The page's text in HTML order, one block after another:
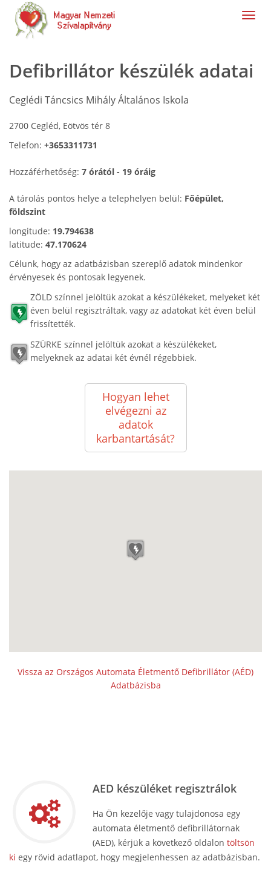
Defibrillátor készülék adatai
Ceglédi Táncsics Mihály Általános Iskola
2700 Cegléd, Eötvös tér 8
Telefon: +3653311731
Hozzáférhetőség: 7 órától - 19 óráig
A tárolás pontos helye a telephelyen belül: Főépület,
földszint
longitude: 19.794638
latitude: 47.170624
Célunk, hogy az adatbázisban szereplő adatok mindenkor
érvényesek és pontosak legyenek.
ZÖLD színnel jelöltük azokat a készülékeket, melyeket két
éven belül regisztráltak, vagy az adatokat két éven belül
frissítették.
SZÜRKE színnel jelöltük azokat a készülékeket,
melyeknek az adatai két évnél régebbiek.
Hogyan lehet
elvégezni az
adatok
karbantartását?
Vissza az Országos Automata Életmentő Defibrillátor (AÉD)
Adatbázisba
AED készüléket regisztrálok
Ha Ön kezelője vagy tulajdonosa egy
automata életmentő defibrillátornak
(AED), kérjük a következő oldalon töltsön
ki egy rövid adatlapot, hogy megjelenhessen az adatbázisban.